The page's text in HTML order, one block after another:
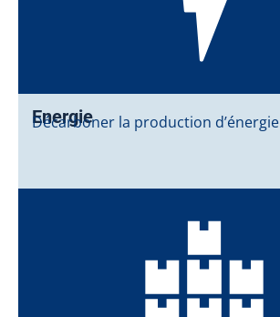
Energie
Décarboner la production d’énergie